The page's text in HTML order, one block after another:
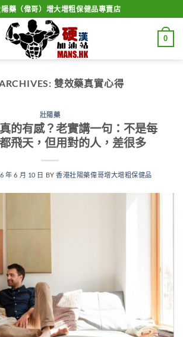
藥（偉哥）增大增粗保健品專賣店
0
雙效藥真實心得
壯陽藥
的有感？老實講一句：不是每
飛天，但用對的人，差很多
年 6 月 10 日 BY香港壯陽藥偉哥增大增粗保健品